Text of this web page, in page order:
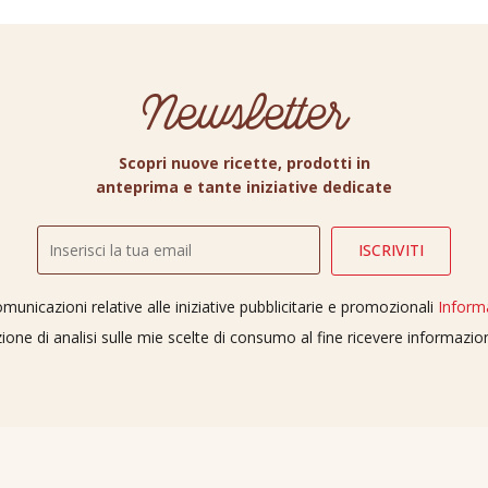
Newsletter
Scopri nuove ricette, prodotti in
anteprima e tante iniziative dedicate
relative alle iniziative pubblicitarie e promozionali
di analisi sulle mie scelte di consumo al fine ricevere